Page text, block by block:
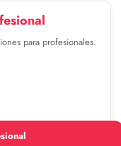
para profesionales.